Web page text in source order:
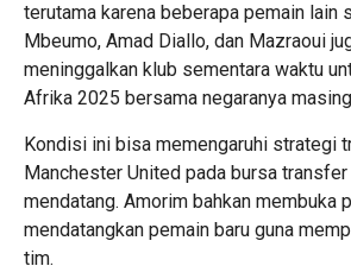
terutama karena beberapa pemain lain
Mbeumo, Amad Diallo, dan Mazraoui
meninggalkan klub sementara waktu
Afrika 2025 bersama negaranya
Kondisi ini bisa memengaruhi strategi
Manchester United pada bursa
mendatang. Amorim bahkan membuka
mendatangkan pemain baru guna
tim.